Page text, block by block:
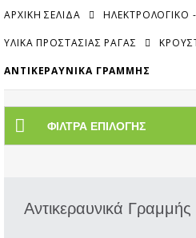
ΑΡΧΙΚΉ ΣΕΛΊΔΑ ΗΛΕΚΤΡΟΛΟΓΙΚΟ
ΥΛΙΚΆ ΠΡΟΣΤΑΣΊΑΣ ΡΆΓΑΣ
ΑΝΤΙΚΕΡΑΥΝΙΚΆ ΓΡΑΜΜΉΣ
ΦΊΛΤΡΑ ΕΠΙΛΟΓΉΣ
Αντικεραυνικά Γραμμής